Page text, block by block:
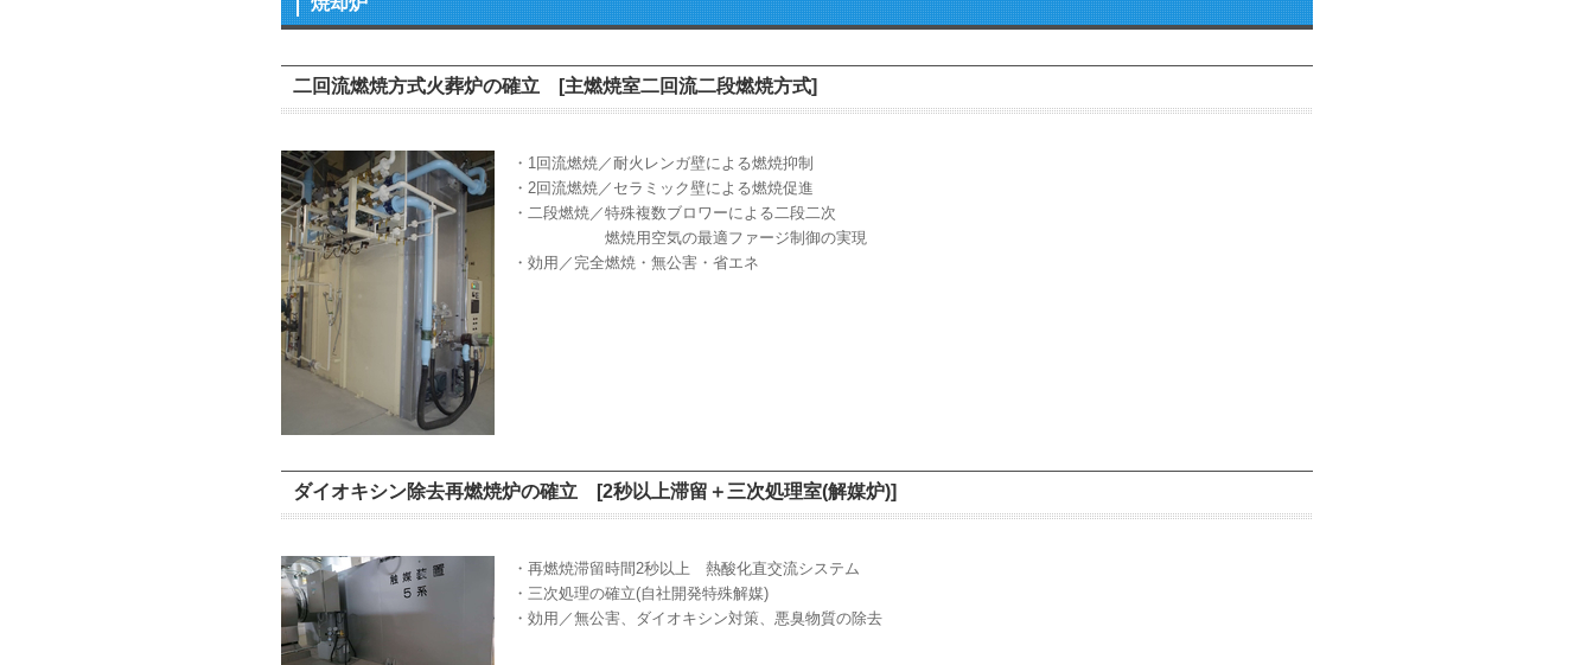
二回流燃焼方式火葬炉の確立 [主燃焼室二回流二段燃焼方式]
・1回流燃焼／耐火レンガ壁による燃焼抑制
・2回流燃焼／セラミック壁による燃焼促進
・二段燃焼／特殊複数ブロワーによる二段二次
燃焼用空気の最適ファージ制御の実現
・効用／完全燃焼・無公害・省エネ
ダイオキシン除去再燃焼炉の確立 [2秒以上滞留＋三次処理室(解媒炉)]
・再燃焼滞留時間2秒以上 熱酸化直交流システム
・三次処理の確立(自社開発特殊解媒)
・効用／無公害、ダイオキシン対策、悪臭物質の除去